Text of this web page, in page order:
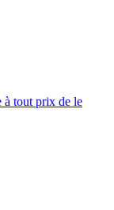
à tout prix de le